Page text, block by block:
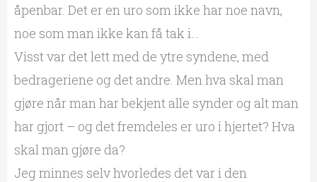
åpenbar. Det er en uro som ikke har noe navn,
noe som man ikke kan få tak i…
Visst var det lett med de ytre syndene, med
bedrageriene og det andre. Men hva skal man
gjøre når man har bekjent alle synder og alt man
har gjort – og det fremdeles er uro i hjertet? Hva
skal man gjøre da?
Jeg minnes selv hvorledes det var i den